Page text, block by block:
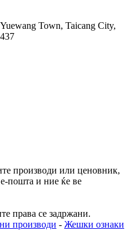
Town, Taicang City,
производи или ценовник,
пошта и ние ќе ве
права се задржани.
производи - Жешки ознаки